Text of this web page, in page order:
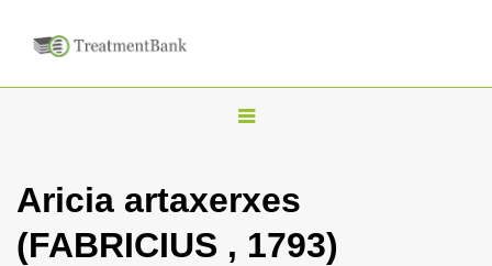
T
g
Aricia artaxerxes
(FABRICIUS , 1793)